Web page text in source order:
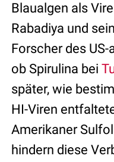
Blaualgen als
Rabadiya und
Forscher des
ob Spirulina bei
später, wie
HI-Viren
Amerikaner
hindern diese